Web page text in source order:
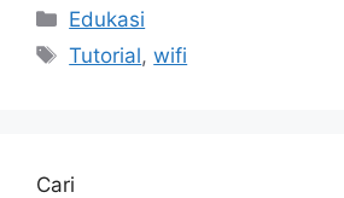
Kategori
Edukasi
Tag
Tutorial,wifi
Cari